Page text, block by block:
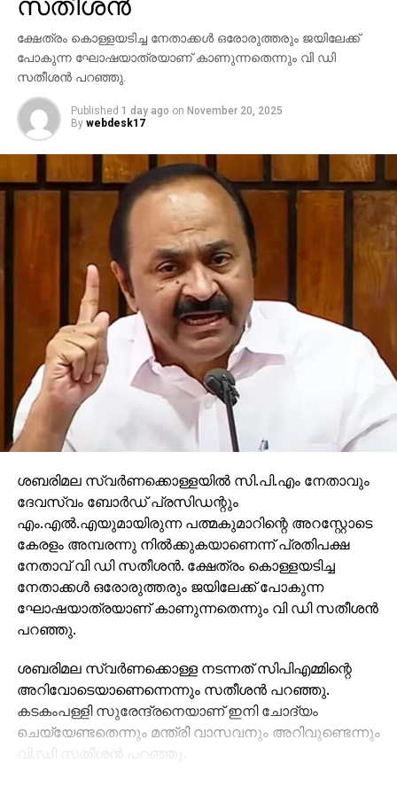
MUSLIM YOUTH LEAGUE
UP NEXT
ബി.ജെ.പി നേതാക്കള്‍ക്കെതിരെ രാജ്യദ്രോഹ
കുറ്റം ചുമത്തണം: പി.കെ. ഫിറോസ്
DON'T MISS
അഭിവാദ്യം, മിഥാലിക്കും സംഘത്തിനും-തേര്‍ഡ്
ഐ
സതീശന്‍
ക്ഷേത്രം കൊള്ളയടിച്ച നേതാക്കള്‍ ഒരോരുത്തരും ജയിലേക്ക്
പോകുന്ന ഘോഷയാത്രയാണ് കാണുന്നതെന്നും വി ഡി
സതീശന്‍ പറഞ്ഞു.
Published 1 day ago on November 20, 2025
By webdesk17
ശബരിമല സ്വര്‍ണക്കൊള്ളയില്‍ സി.പി.എം നേതാവും
ദേവസ്വം ബോര്‍ഡ് പ്രസിഡന്റും
എം.എല്‍.എയുമായിരുന്ന പത്മകുമാറിന്റെ അറസ്റ്റോടെ
കേരളം അമ്പരന്നു നില്‍ക്കുകയാണെന്ന് പ്രതിപക്ഷ
നേതാവ് വി ഡി സതീശന്‍. ക്ഷേത്രം കൊള്ളയടിച്ച
നേതാക്കള്‍ ഒരോരുത്തരും ജയിലേക്ക് പോകുന്ന
ഘോഷയാത്രയാണ് കാണുന്നതെന്നും വി ഡി സതീശന്‍
പറഞ്ഞു.
ശബരിമല സ്വര്‍ണക്കൊള്ള നടന്നത് സിപിഎമ്മിന്റെ
അറിവോടെയാണെന്നെന്നും സതീശന്‍ പറഞ്ഞു.
കടകംപള്ളി സുരേന്ദ്രനെയാണ് ഇനി ചോദ്യം
ചെയ്യേണ്ടതെന്നും മന്ത്രി വാസവനും അറിവുണ്ടെന്നും
വി.ഡി സതീശന്‍ പറഞ്ഞു.